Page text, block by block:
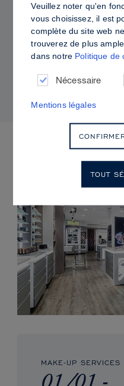
Peau
Comment utiliser
radieux à la
MAKE-UP SERVICES
Veuillez noter qu'en
vous choisissez, il est
complète du site web
trouverez de plus
dans notre Politique de
Nécessaire
Mentions légales
TOUT